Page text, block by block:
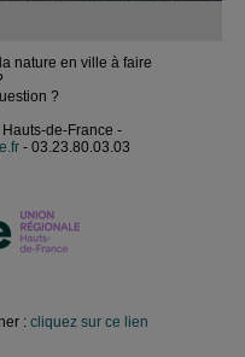
nature en ville à faire
?
de-France -
- 03.23.80.03.03
: cliquez sur ce lien